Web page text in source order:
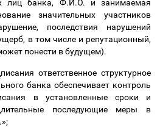
лиц банка, Ф.И.О. и занимаемая
значительных участников
последствия нарушений
в том числе и репутационный,
понести в будущем).
ответственное структурное
банка обеспечивает контроль
в установленные сроки и
последующие меры в